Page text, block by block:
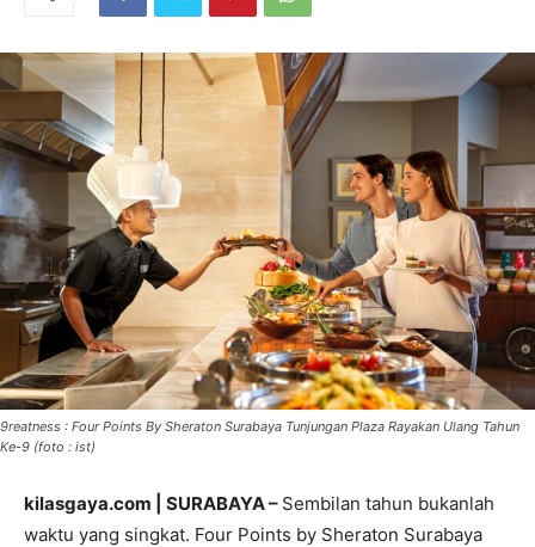
9reatness : Four Points By Sheraton Surabaya Tunjungan Plaza Rayakan Ulang Tahun
Ke-9 (foto : ist)
kilasgaya.com | SURABAYA – Sembilan tahun bukanlah
waktu yang singkat. Four Points by Sheraton Surabaya